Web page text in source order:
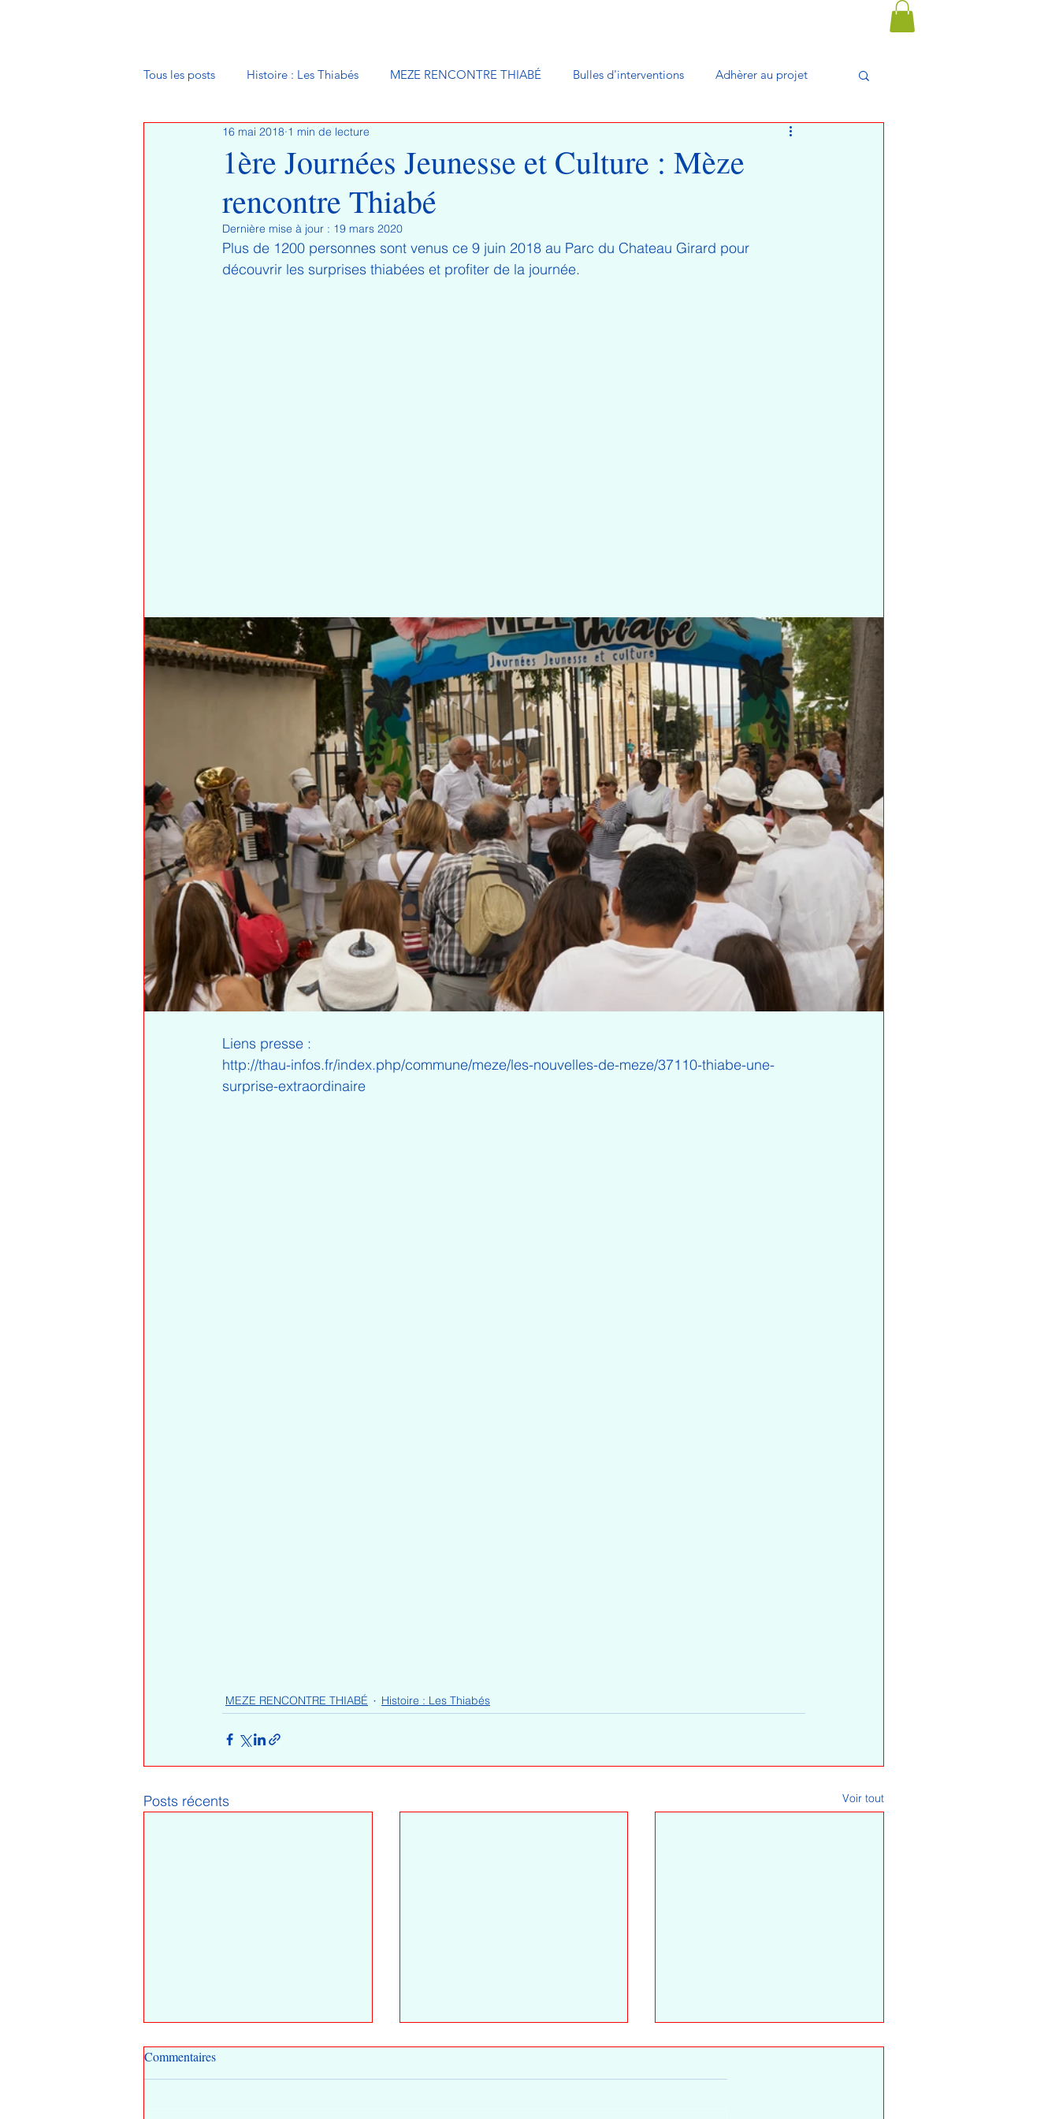
Tous les posts Histoire : Les Thiabés MEZE RENCONTRE THIABÉ Bulles d'interventions Adhèrer au projet
Ceux qui ont fait
1ère Journées Jeunesse et Culture : Mèze
rencontre Thiabé
16 mai 2018 1 min de lecture
Dernière mise à jour : 19 mars 2020
Plus de 1200 personnes sont venus ce 9 juin 2018 au Parc du Chateau Girard pour
découvrir les surprises thiabées et profiter de la journée.
Liens presse :
http://thau-infos.fr/index.php/commune/meze/les-nouvelles-de-meze/37110-thiabe-une-
surprise-extraordinaire
MEZE RENCONTRE THIABÉ Histoire : Les Thiabés
Posts récents Voir tout
Commentaires